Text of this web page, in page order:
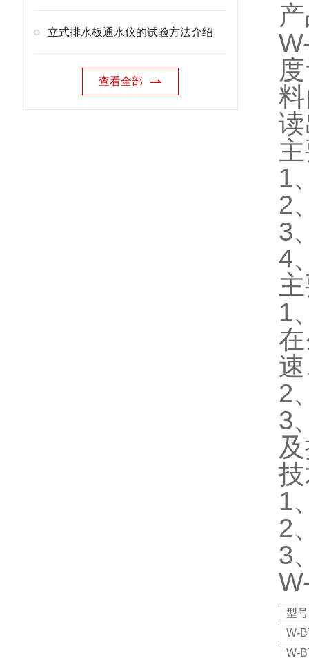
立式排水板通水仪的试验方法介绍
查看全部
1
2
3
4
1
2
3
1
2
3
型号
W-
W-